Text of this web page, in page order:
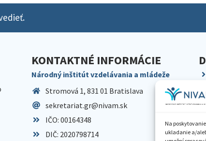
Na
ukladanie a/
KONTAKTNÉ INFORMÁCIE
Národný inštitút vzdelávania a mládeže
Stromová 1, 831 01 Bratislava
sekretariat.gr@nivam.sk
IČO: 00164348
DIČ: 2020798714